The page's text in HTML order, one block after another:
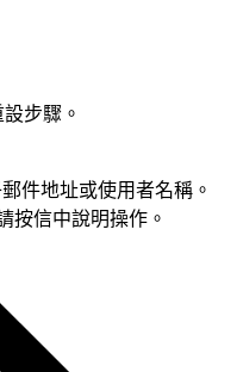
步驟。
件地址或使用者名稱。
按信中說明操作。